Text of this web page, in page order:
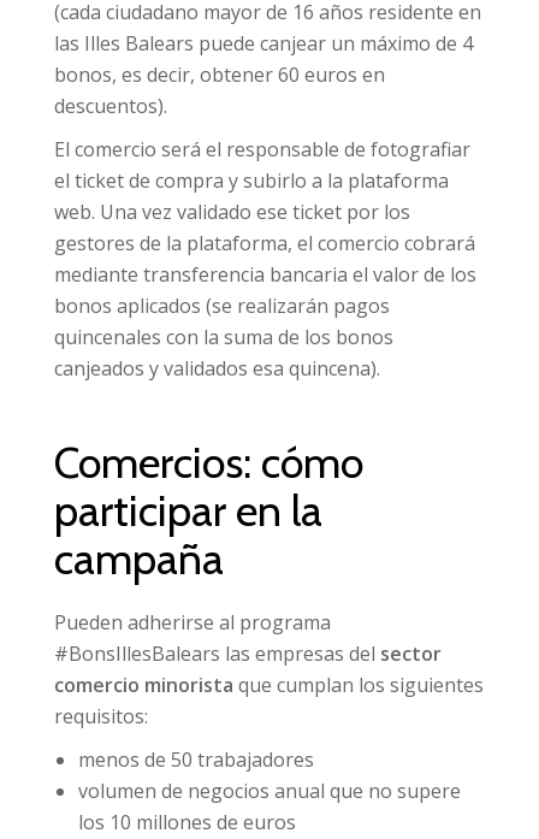
(cada ciudadano mayor de 16 años residente en
las Illes Balears puede canjear un máximo de 4
bonos, es decir, obtener 60 euros en
descuentos).
El comercio será el responsable de fotografiar
el ticket de compra y subirlo a la plataforma
web. Una vez validado ese ticket por los
gestores de la plataforma, el comercio cobrará
mediante transferencia bancaria el valor de los
bonos aplicados (se realizarán pagos
quincenales con la suma de los bonos
canjeados y validados esa quincena).
Comercios: cómo
participar en la
campaña
Pueden adherirse al programa
#BonsIllesBalears las empresas del sector
comercio minorista que cumplan los siguientes
requisitos:
menos de 50 trabajadores
volumen de negocios anual que no supere
los 10 millones de euros